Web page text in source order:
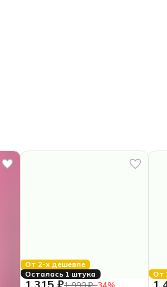
От 2-х дешевле
Осталась 1 штука
1 315 ₽
От
1